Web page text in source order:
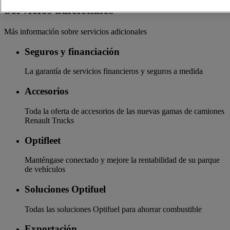
Servicios adicionales
Más información sobre servicios adicionales
Seguros y financiación
La garantía de servicios financieros y seguros a medida
Accesorios
Toda la oferta de accesorios de las nuevas gamas de camiones
Renault Trucks
Optifleet
Manténgase conectado y mejore la rentabilidad de su parque
de vehículos
Soluciones Optifuel
Todas las soluciones Optifuel para ahorrar combustible